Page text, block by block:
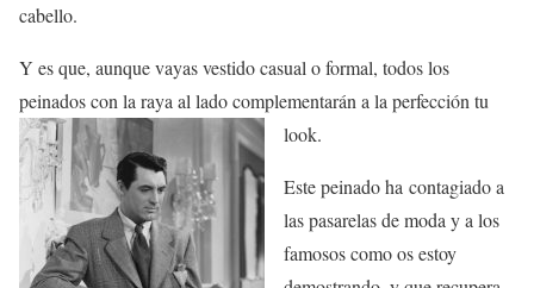
cabello.
Y es que, aunque vayas vestido casual o formal, todos los
peinados con la raya al lado complementarán a la perfección tu
look.
Este peinado ha contagiado a
las pasarelas de moda y a los
famosos como os estoy